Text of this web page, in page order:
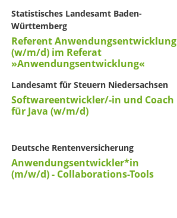
Statistisches Landesamt Baden-
Württemberg
Referent Anwendungsentwicklung
(w/m/d) im Referat
»Anwendungsentwicklung«
Landesamt für Steuern Niedersachsen
Softwareentwickler/-in und Coach
für Java (w/m/d)
Deutsche Rentenversicherung
Anwendungsentwickler*in
(m/w/d) - Collaborations-Tools